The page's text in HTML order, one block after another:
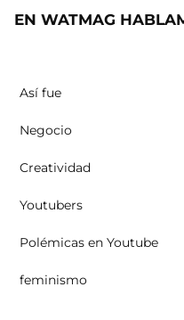
EN WATMAG
Así fue
Negocio
Creatividad
Youtubers
Polémicas en Youtube
feminismo